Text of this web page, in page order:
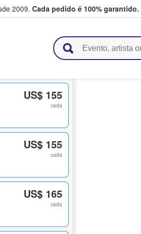
2009. Cada pedido é 100% garantido.
US$ 155
cada
US$ 155
cada
US$ 165
cada